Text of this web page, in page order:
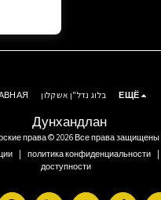
Дунхандлан
права © 2026 Все права защищены
| политика конфиденциальности |
доступности
בלוג נדל"ן אשקלון ЕЩЁ